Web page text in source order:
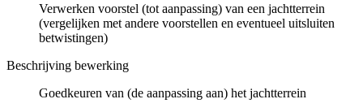
Verwerken voorstel (tot aanpassing) van een jachtterrein
(vergelijken met andere voorstellen en eventueel uitsluiten
betwistingen)
Beschrijving bewerking
Goedkeuren van (de aanpassing aan) het jachtterrein